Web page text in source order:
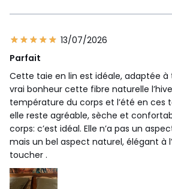
13/07/2026
Parfait
Cette taie en lin est idéale, adaptée à
vrai bonheur cette fibre naturelle
température du corps et l’été en ces
elle reste agréable, sèche et
corps: c’est idéal. Elle n’a pas un
mais un bel aspect naturel, élégant à
toucher .